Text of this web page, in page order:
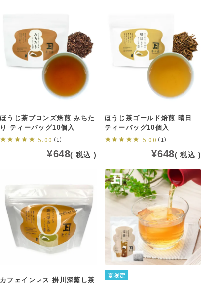
ほうじ茶ブロンズ焙煎 みちた
り ティーバッグ10個入
5.00 （1）
¥648 税込
ほうじ茶ゴールド焙煎 晴日
ティーバッグ10個入
5.00 （1）
¥648 税込
カフェインレス 掛川深蒸し茶
夏限定